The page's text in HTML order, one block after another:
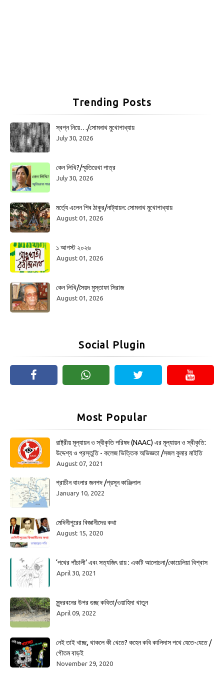
Trending Posts
স্বপ্ন নিয়ে…/সোমনাথ মুখোপাধ্যায়
July 30, 2026
কেন লিখি?/স্মৃতিরেখা পাত্র
July 30, 2026
মর্ত্যে এলেন শিব ঠাকুর/নাট্যায়ন: সোমনাথ মুখোপাধ্যায়
August 01, 2026
১ আগস্ট ২০২৬
August 01, 2026
কেন লিখি/সৈয়দ মুস্তাফা সিরাজ
August 01, 2026
Social Plugin
Most Popular
রাষ্ট্রীয় মূল্যায়ন ও স্বীকৃতি পরিষদ (NAAC) এর মূল্যায়ন ও স্বীকৃতি:
উদ্দেশ্য ও প্রস্তুতি - কলেজ ভিত্তিক অভিজ্ঞতা /সজল কুমার মাইতি
August 07, 2021
প্রাচীন বাংলার জনপদ /প্রসূন কাঞ্জিলাল
January 10, 2022
মেদিনীপুরের বিজ্ঞানীদের কথা
August 15, 2020
‘পথের পাঁচালী’ এবং সত্যজিৎ রায় : একটি আলোচনা/কোয়েলিয়া বিশ্বাস
April 30, 2021
সুন্দরবনের উপর গুচ্ছ কবিতা/ওয়াহিদা খাতুন
April 09, 2022
নেই তাই খাচ্ছ, থাকলে কী খেতে? কহেন কবি কালিদাস পথে যেতে-যেতে /
গৌতম বাড়ই
November 29, 2020